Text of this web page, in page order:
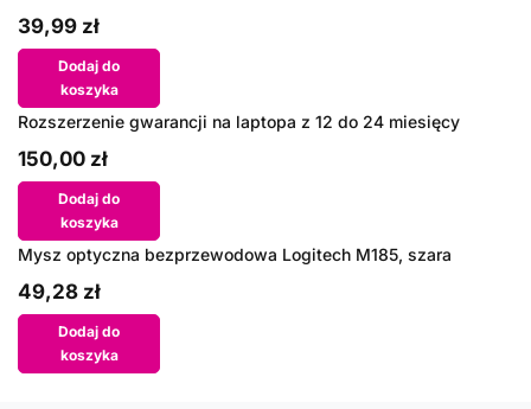
39,99 zł
Dodaj do
koszyka
Rozszerzenie gwarancji na laptopa z 12 do 24 miesięcy
150,00 zł
Dodaj do
koszyka
Mysz optyczna bezprzewodowa Logitech M185, szara
49,28 zł
Dodaj do
koszyka